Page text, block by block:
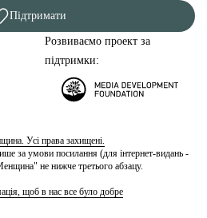
Підтримати
Розвиваємо проект за
підтримки:
Усі права захищені.
за умови посилання (для інтернет-видань -
не нижче третього абзацу.
щоб в нас все було добре